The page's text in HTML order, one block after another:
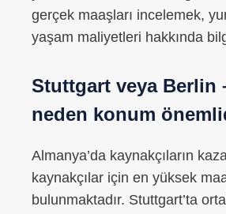
gerçek maaşları incelemek,
yaşam maliyetleri hakkında
Stuttgart veya Berlin
neden konum
Almanya’da kaynakçıların
kaynakçılar için en yüksek
bulunmaktadır. Stuttgart’ta